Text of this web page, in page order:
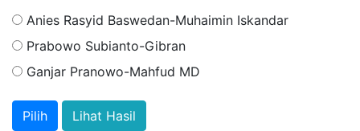
Anies Rasyid Baswedan-Muhaimin Iskandar
Prabowo Subianto-Gibran
Ganjar Pranowo-Mahfud MD
Lihat Hasil